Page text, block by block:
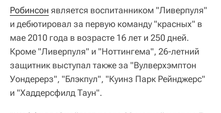
Робинсон является воспитанником "Ливерпуля"
и дебютировал за первую команду "красных" в
мае 2010 года в возрасте 16 лет и 250 дней.
Кроме "Ливерпуля" и "Ноттингема", 26-летний
защитник выступал также за "Вулверхэмптон
Уондерерз", "Блэкпул", "Куинз Парк Рейнджерс"
и "Хаддерсфилд Таун".